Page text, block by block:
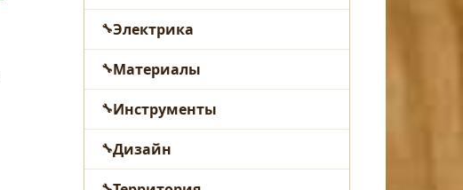
Электрика
Материалы
Инструменты
Дизайн